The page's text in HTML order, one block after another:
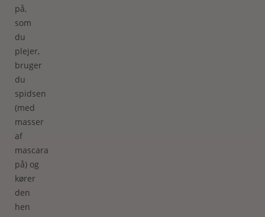
på,
som
du
plejer,
bruger
du
spidsen
(med
masser
af
mascara
på) og
kører
den
hen